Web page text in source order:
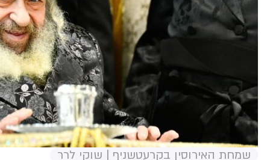
שמחת האירוסין בקרעטשניף | שוקי לרר